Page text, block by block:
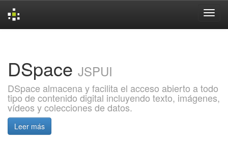
DSpace JSPUI
DSpace almacena y facilita el acceso abierto a todo
tipo de contenido digital incluyendo texto, imágenes,
vídeos y colecciones de datos.
Leer más